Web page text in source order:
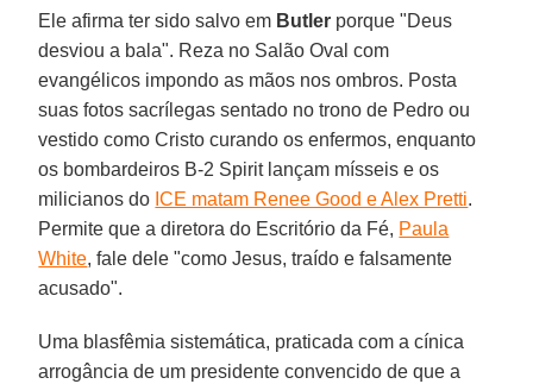
Ele afirma ter sido salvo em Butler porque "Deus
desviou a bala". Reza no Salão Oval com
evangélicos impondo as mãos nos ombros. Posta
suas fotos sacrílegas sentado no trono de Pedro ou
vestido como Cristo curando os enfermos, enquanto
os bombardeiros B-2 Spirit lançam mísseis e os
milicianos do ICE matam Renee Good e Alex Pretti.
Permite que a diretora do Escritório da Fé, Paula
White, fale dele "como Jesus, traído e falsamente
acusado".
Uma blasfêmia sistemática, praticada com a cínica
arrogância de um presidente convencido de que a